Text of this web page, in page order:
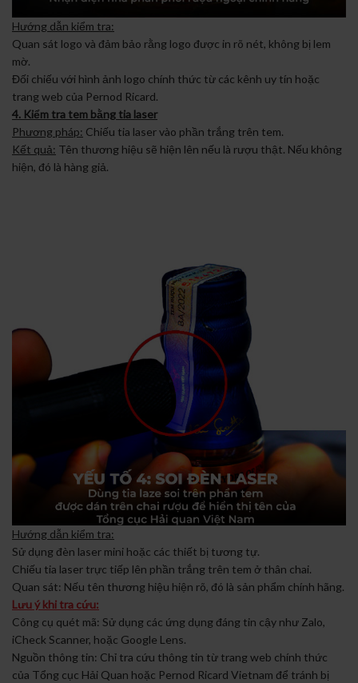
Hướng dẫn kiểm tra:
Quan sát logo và đảm bảo rằng logo được in rõ nét, không bị lem
mờ.
Đối chiếu với hình ảnh logo chính thức từ các kênh uy tín hoặc
trang web của Pernod Ricard.
4. Kiểm tra tem bằng tia laser
Phương pháp: Chiếu tia laser vào phần trắng trên tem.
Kết quả: Tên thương hiệu sẽ hiện lên nếu là rượu thật. Nếu không
hiện, đó là hàng giả.
Hướng dẫn kiểm tra:
Sử dụng đèn laser mini hoặc các thiết bị tương tự.
Chiếu tia laser trực tiếp lên phần trắng trên tem ở thân chai.
Quan sát: Nếu tên thương hiệu hiện rõ, đó là sản phẩm chính hãng.
Lưu ý khi tra cứu:
Công cụ quét mã: Sử dụng các ứng dụng đáng tin cậy như Zalo,
iCheck Scanner, hoặc Google Lens.
Nguồn thông tin: Chỉ tra cứu thông tin từ trang web chính thức
của Tổng cục Hải Quan hoặc Pernod Ricard Vietnam để tránh bị